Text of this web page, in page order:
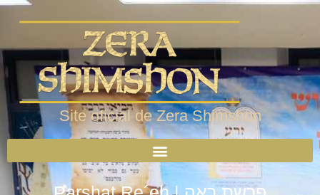
Site oficial de Zera Shimshon